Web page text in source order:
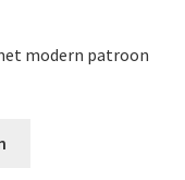
modern patroon